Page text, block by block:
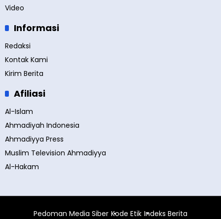
Video
Informasi
Redaksi
Kontak Kami
Kirim Berita
Afiliasi
Al-Islam
Ahmadiyah Indonesia
Ahmadiyya Press
Muslim Television Ahmadiyya
Al-Hakam
Pedoman Media Siber Kode Etik Indeks Berita